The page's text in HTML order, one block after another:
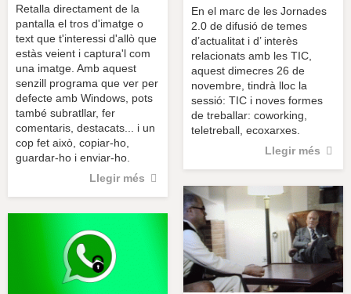
Retalla directament de la
pantalla el tros d'imatge o
text que t'interessi d'allò que
estàs veient i captura'l com
una imatge. Amb aquest
senzill programa que ver per
defecte amb Windows, pots
també subratllar, fer
comentaris, destacats... i un
cop fet això, copiar-ho,
guardar-ho i enviar-ho.
Llegir més
En el marc de les Jornades
2.0 de difusió de temes
d’actualitat i d’ interès
relacionats amb les TIC,
aquest dimecres 26 de
novembre, tindrà lloc la
sessió: TIC i noves formes
de treballar: coworking,
teletreball, ecoxarxes.
Llegir més